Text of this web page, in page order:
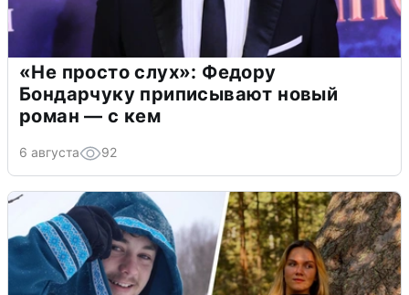
«Не просто слух»: Федору
Бондарчуку приписывают новый
роман — с кем
6 августа 92